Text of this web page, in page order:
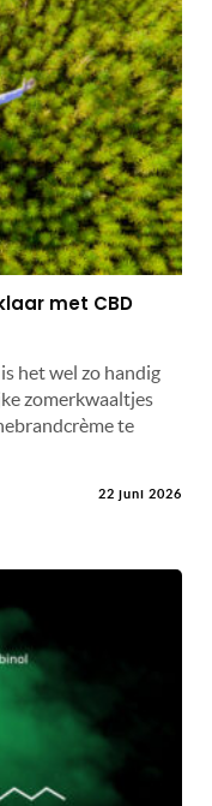
met CBD
het wel zo handig
zomerkwaaltjes
te
22 juni 2026